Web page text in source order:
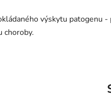
výskytu patogenu
choroby.